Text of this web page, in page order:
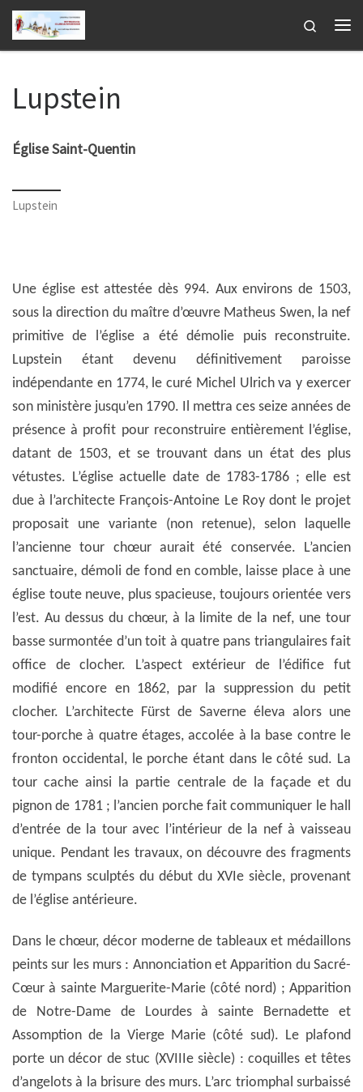
Passer au contenu
Search
Lupstein
Église Saint-Quentin
Lupstein
Une église est attestée dès 994. Aux environs de 1503,
sous la direction du maître d’œuvre Matheus Swen, la nef
primitive de l’église a été démolie puis reconstruite.
Lupstein étant devenu définitivement paroisse
indépendante en 1774, le curé Michel Ulrich va y exercer
son ministère jusqu’en 1790. Il mettra ces seize années de
présence à profit pour reconstruire entièrement l’église,
datant de 1503, et se trouvant dans un état des plus
vétustes. L’église actuelle date de 1783-1786 ; elle est
due à l’architecte François-Antoine Le Roy dont le projet
proposait une variante (non retenue), selon laquelle
l’ancienne tour chœur aurait été conservée. L’ancien
sanctuaire, démoli de fond en comble, laisse place à une
église toute neuve, plus spacieuse, toujours orientée vers
l’est. Au dessus du chœur, à la limite de la nef, une tour
basse surmontée d’un toit à quatre pans triangulaires fait
office de clocher. L’aspect extérieur de l’édifice fut
modifié encore en 1862, par la suppression du petit
clocher. L’architecte Fürst de Saverne éleva alors une
tour-porche à quatre étages, accolée à la base contre le
fronton occidental, le porche étant dans le côté sud. La
tour cache ainsi la partie centrale de la façade et du
pignon de 1781 ; l’ancien porche fait communiquer le hall
d’entrée de la tour avec l’intérieur de la nef à vaisseau
unique. Pendant les travaux, on découvre des fragments
de tympans sculptés du début du XVIe siècle, provenant
de l’église antérieure.
Dans le chœur, décor moderne de tableaux et médaillons
peints sur les murs : Annonciation et Apparition du Sacré-
Cœur à sainte Marguerite-Marie (côté nord) ; Apparition
de Notre-Dame de Lourdes à sainte Bernadette et
Assomption de la Vierge Marie (côté sud). Le plafond
porte un décor de stuc (XVIIIe siècle) : coquilles et têtes
d’angelots à la brisure des murs. L’arc triomphal surbaissé